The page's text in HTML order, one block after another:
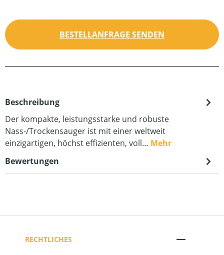
BESTELLANFRAGE SENDEN
Beschreibung
Der kompakte, leistungsstarke und robuste
Nass-/Trockensauger ist mit einer weltweit
einzigartigen, höchst effizienten, voll… Mehr
Bewertungen
RECHTLICHES